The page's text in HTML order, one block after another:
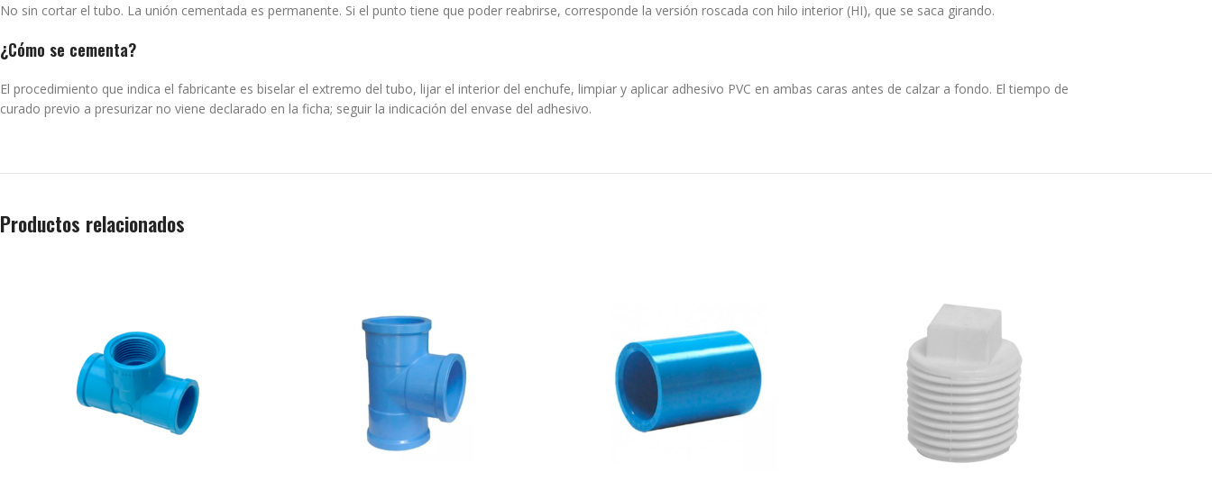
No sin cortar el tubo. La unión cementada es permanente. Si el punto tiene que poder reabrirse, corresponde la versión roscada con hilo interior (HI), que se saca girando.
¿Cómo se cementa?
El procedimiento que indica el fabricante es biselar el extremo del tubo, lijar el interior del enchufe, limpiar y aplicar adhesivo PVC en ambas caras antes de calzar a fondo. El tiempo de
curado previo a presurizar no viene declarado en la ficha; seguir la indicación del envase del adhesivo.
Productos relacionados